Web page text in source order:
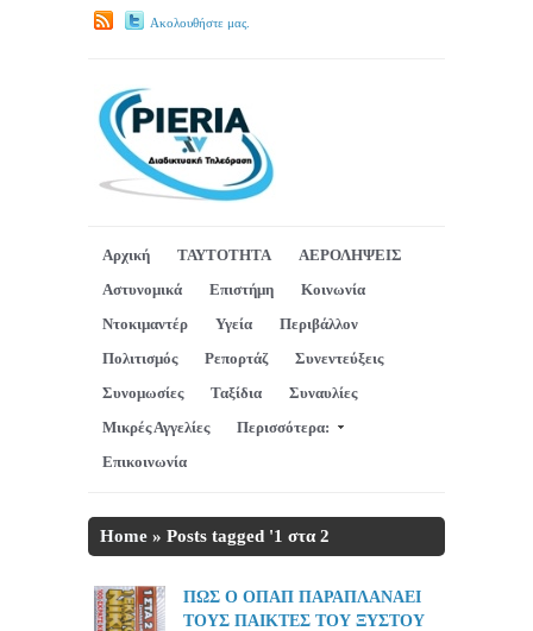
Ακολουθήστε μας.
Αρχική ΤΑΥΤΟΤΗΤΑ
ΑΕΡΟΛΗΨΕΙΣ
Αστυνομικά
Επιστήμη
Κοινωνία
Ντοκιμαντέρ
Υγεία
Περιβάλλον
Πολιτισμός
Ρεπορτάζ
Συνεντεύξεις
Συνομωσίες
Ταξίδια
Συναυλίες
Μικρές Αγγελίες
Περισσότερα:
Επικοινωνία
Home » Posts tagged '1 στα 2
ΠΩΣ Ο ΟΠΑΠ ΠΑΡΑΠΛΑΝΑΕΙ
ΤΟΥΣ ΠΑΙΚΤΕΣ ΤΟΥ ΞΥΣΤΟΥ